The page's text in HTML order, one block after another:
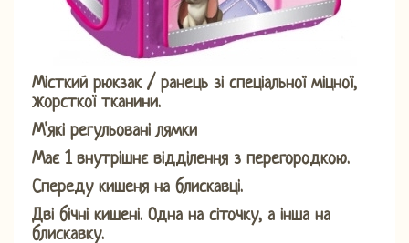
Місткий рюкзак / ранець зі спеціальної міцної,
жорсткої тканини.
М'які регульовані лямки
Має 1 внутрішнє відділення з перегородкою.
Спереду кишеня на блискавці.
Дві бічні кишені. Одна на сіточку, а інша на
блискавку.